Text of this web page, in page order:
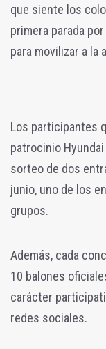
que siente los
primera parada
para movilizar a la
Los participantes
patrocinio
sorteo de dos
junio, uno de los
grupos.
Además, cada
10 balones
carácter
redes sociales.